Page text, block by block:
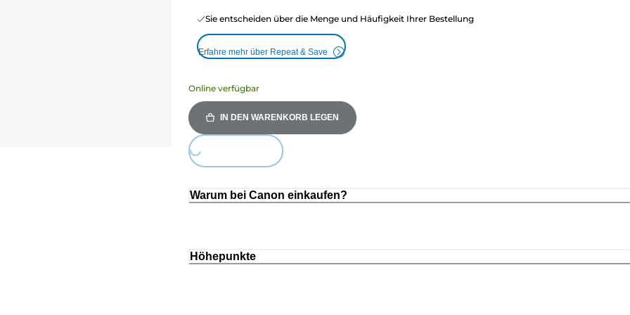
Sie entscheiden über die Menge und Häufigkeit Ihrer Bestellung
Erfahre mehr über Repeat & Save
Online verfügbar
IN DEN WARENKORB LEGEN
Loading...
Warum bei Canon einkaufen?
Höhepunkte